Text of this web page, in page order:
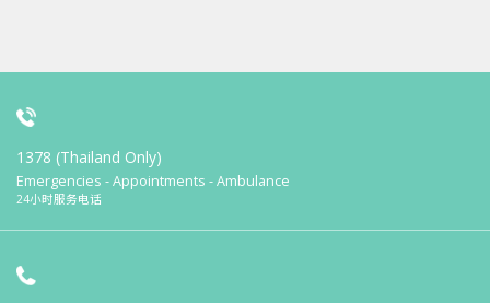
1378 (Thailand Only)
Emergencies - Appointments - Ambulance
24小时服务电话